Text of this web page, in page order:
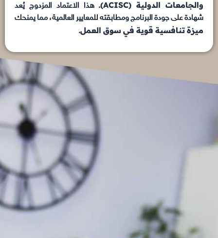
والجامعات الدولية (ACISC)
. هذا الاعتماد المزدوج يُعد
شهادة على جودة البرنامج ومطابقته للمعايير العالمية، مما يمنحك
ميزة تنافسية قوية في سوق العمل.